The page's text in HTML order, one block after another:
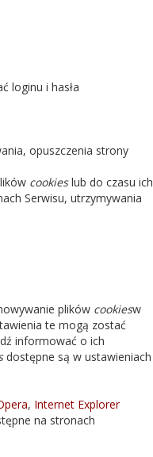
loginu i hasła
opuszczenia strony
cookieslub do czasu ich
Serwisu, utrzymywania
plików cookiesw
te mogą zostać
informować o ich
dostępne są w ustawieniach
, Internet Explorer
na stronach